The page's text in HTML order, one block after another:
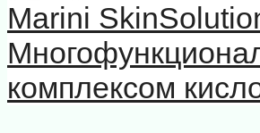
Marini
комплексом